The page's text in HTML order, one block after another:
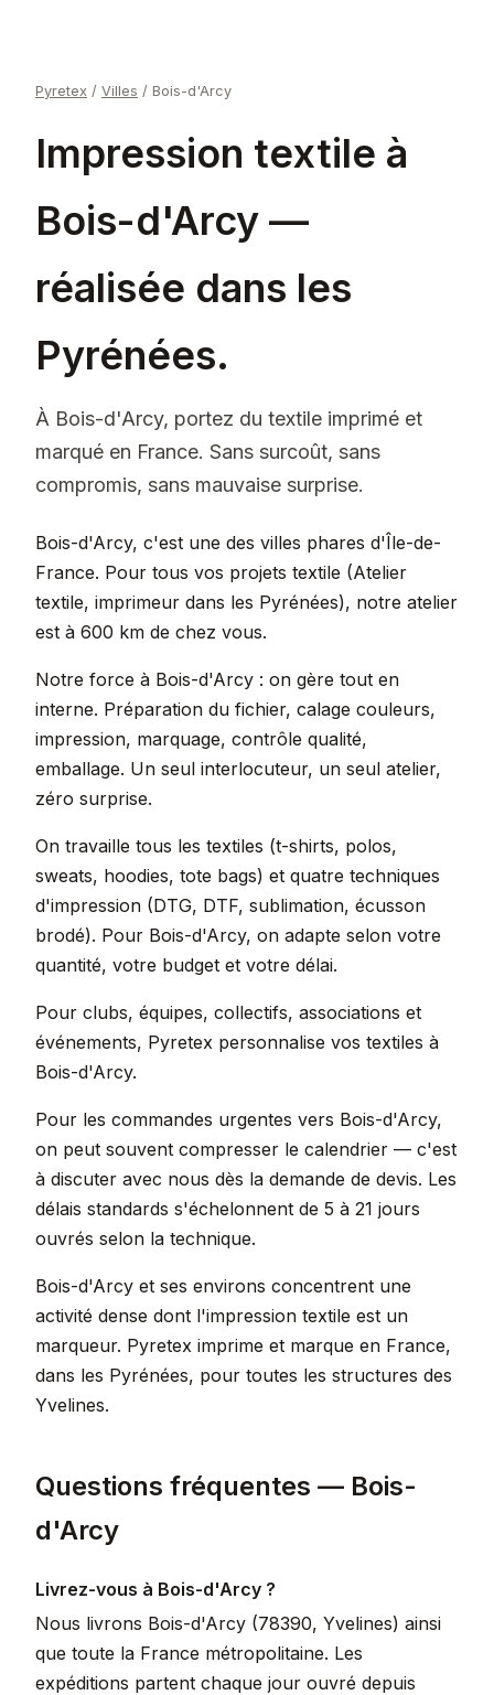
Pyretex / Villes / Bois-d'Arcy
Impression textile à
Bois-d'Arcy —
réalisée dans les
Pyrénées.
À Bois-d'Arcy, portez du textile imprimé et
marqué en France. Sans surcoût, sans
compromis, sans mauvaise surprise.
Bois-d'Arcy, c'est une des villes phares d'Île-de-
France. Pour tous vos projets textile (Atelier
textile, imprimeur dans les Pyrénées), notre atelier
est à 600 km de chez vous.
Notre force à Bois-d'Arcy : on gère tout en
interne. Préparation du fichier, calage couleurs,
impression, marquage, contrôle qualité,
emballage. Un seul interlocuteur, un seul atelier,
zéro surprise.
On travaille tous les textiles (t-shirts, polos,
sweats, hoodies, tote bags) et quatre techniques
d'impression (DTG, DTF, sublimation, écusson
brodé). Pour Bois-d'Arcy, on adapte selon votre
quantité, votre budget et votre délai.
Pour clubs, équipes, collectifs, associations et
événements, Pyretex personnalise vos textiles à
Bois-d'Arcy.
Pour les commandes urgentes vers Bois-d'Arcy,
on peut souvent compresser le calendrier — c'est
à discuter avec nous dès la demande de devis. Les
délais standards s'échelonnent de 5 à 21 jours
ouvrés selon la technique.
Bois-d'Arcy et ses environs concentrent une
activité dense dont l'impression textile est un
marqueur. Pyretex imprime et marque en France,
dans les Pyrénées, pour toutes les structures des
Yvelines.
Questions fréquentes — Bois-
d'Arcy
Livrez-vous à Bois-d'Arcy ?
Nous livrons Bois-d'Arcy (78390, Yvelines) ainsi
que toute la France métropolitaine. Les
expéditions partent chaque jour ouvré depuis